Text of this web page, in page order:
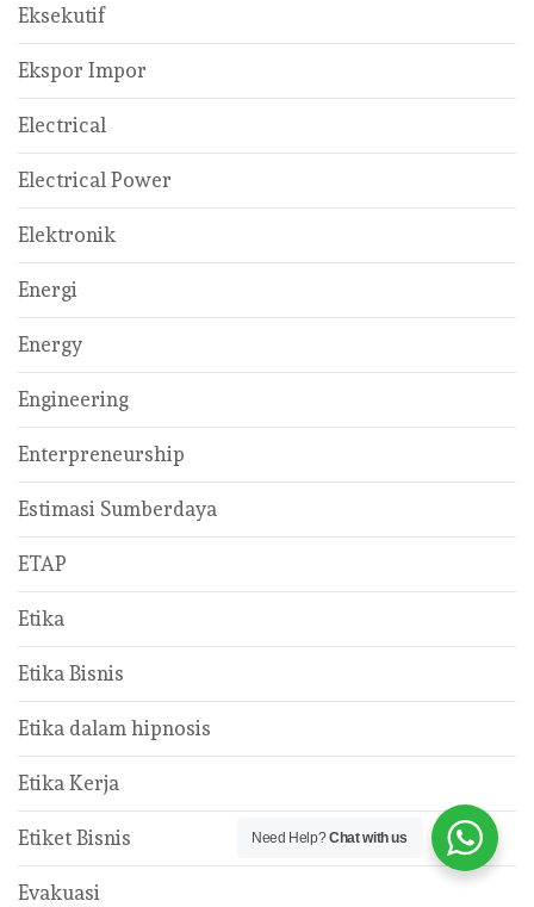
Eksekutif
Ekspor Impor
Electrical
Electrical Power
Elektronik
Energi
Energy
Engineering
Enterpreneurship
Estimasi Sumberdaya
ETAP
Etika
Etika Bisnis
Etika dalam hipnosis
Etika Kerja
Etiket Bisnis
Evakuasi
Need Help?Chat with us